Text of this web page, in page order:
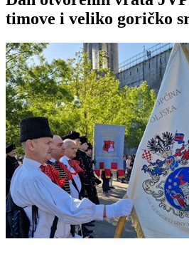
timove i veliko goričko